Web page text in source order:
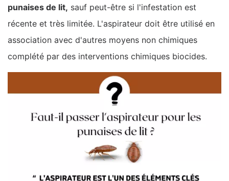
punaises de lit, sauf peut-être si l'infestation est
récente et très limitée. L'aspirateur doit être utilisé en
association avec d'autres moyens non chimiques
complété par des interventions chimiques biocides.